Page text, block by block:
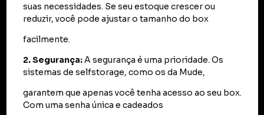
suas necessidades. Se seu estoque crescer ou
reduzir, você pode ajustar o tamanho do box
facilmente.
2. Segurança:A segurança é uma prioridade. Os
sistemas de selfstorage, como os da Mude,
garantem que apenas você tenha acesso ao seu box.
Com uma senha única e cadeados